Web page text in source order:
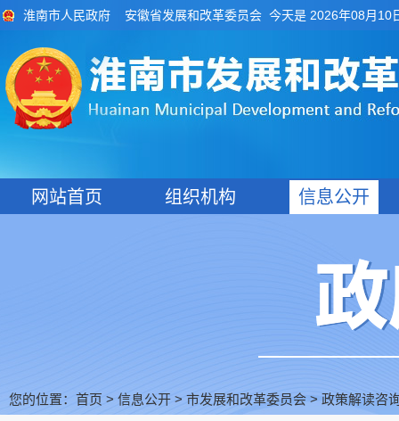
淮南市人民政府 安徽省发展和改革委员会 今天是 2026年08月10
网站首页 组织机构 信息公开
您的位置： 首页 > 信息公开 > 市发展和改革委员会 > 政策解读咨